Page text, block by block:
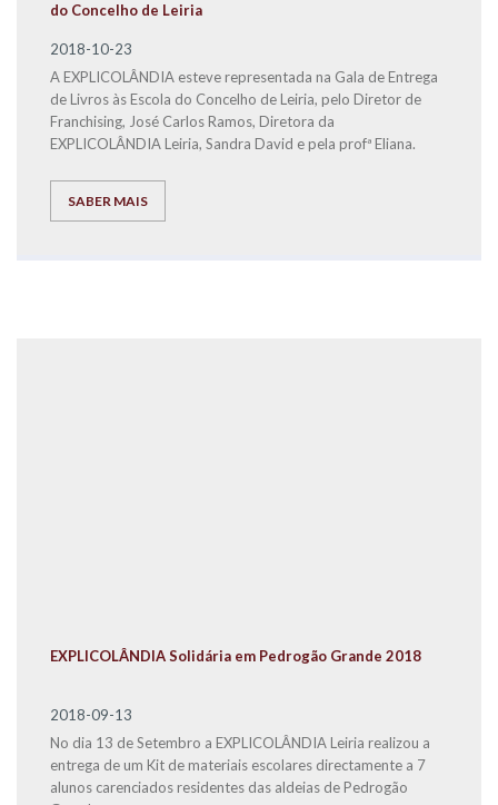
do Concelho de Leiria
2018-10-23
A EXPLICOLÂNDIA esteve representada na Gala de Entrega
de Livros às Escola do Concelho de Leiria, pelo Diretor de
Franchising, José Carlos Ramos, Diretora da
EXPLICOLÂNDIA Leiria, Sandra David e pela profª Eliana.
SABER MAIS
EXPLICOLÂNDIA Solidária em Pedrogão Grande 2018
2018-09-13
No dia 13 de Setembro a EXPLICOLÂNDIA Leiria realizou a
entrega de um Kit de materiais escolares directamente a 7
alunos carenciados residentes das aldeias de Pedrogão